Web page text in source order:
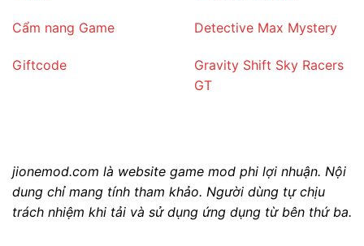
Cẩm nang Game
Giftcode
Detective Max Mystery
Gravity Shift Sky Racers
GT
jionemod.com là website game mod phi lợi nhuận. Nội
dung chỉ mang tính tham khảo. Người dùng tự chịu
trách nhiệm khi tải và sử dụng ứng dụng từ bên thứ ba.